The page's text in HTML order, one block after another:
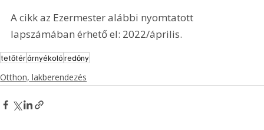
A cikk az Ezermester alábbi nyomtatott
lapszámában érhető el: 2022/április.
tetőtérárnyékolóredőny
Otthon, lakberendezés